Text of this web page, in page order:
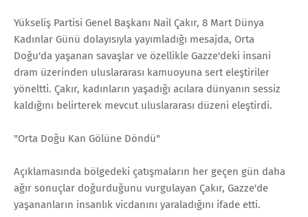
Yükseliş Partisi Genel Başkanı Nail Çakır, 8 Mart Dünya
Kadınlar Günü dolayısıyla yayımladığı mesajda, Orta
Doğu'da yaşanan savaşlar ve özellikle Gazze'deki insani
dram üzerinden uluslararası kamuoyuna sert eleştiriler
yöneltti. Çakır, kadınların yaşadığı acılara dünyanın sessiz
kaldığını belirterek mevcut uluslararası düzeni eleştirdi.
"Orta Doğu Kan Gölüne Döndü"
Açıklamasında bölgedeki çatışmaların her geçen gün daha
ağır sonuçlar doğurduğunu vurgulayan Çakır, Gazze'de
yaşananların insanlık vicdanını yaraladığını ifade etti.